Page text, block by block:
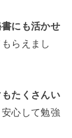
にも活かせ
らえまし
たくさんい
心して勉強